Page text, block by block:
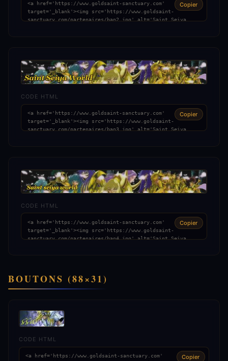
Copier
CODE HTML
Copier
CODE HTML
Copier
BOUTONS (88×31)
CODE HTML
Copier